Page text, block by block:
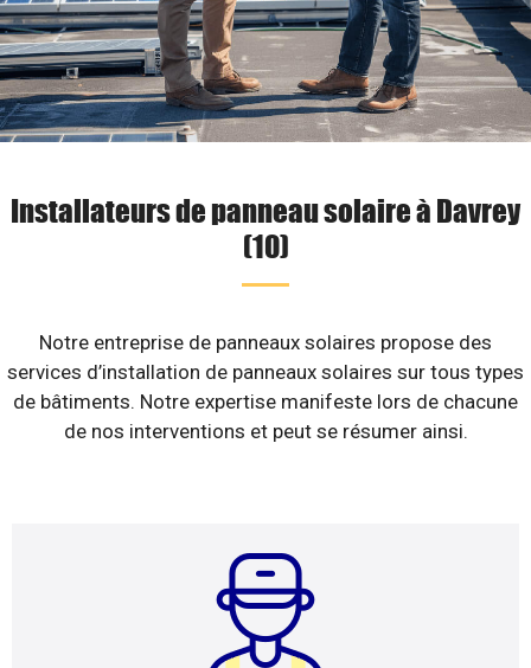
Installateurs de panneau solaire à Davrey
(10)
Notre entreprise de panneaux solaires propose des
services d’installation de panneaux solaires sur tous types
de bâtiments. Notre expertise manifeste lors de chacune
de nos interventions et peut se résumer ainsi.